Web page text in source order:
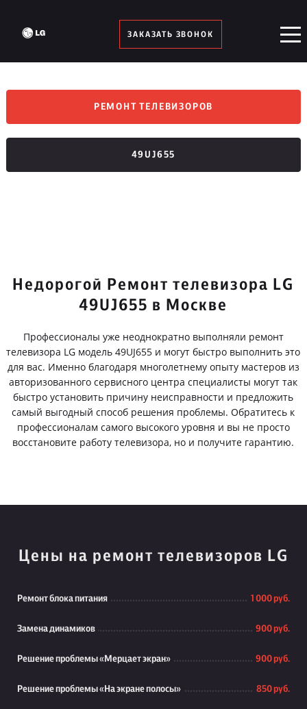
ЗАКАЗАТЬ ЗВОНОК
РЕМОНТ ТЕЛЕВИЗОРОВ
49UJ655
Недорогой Ремонт телевизора LG
49UJ655 в Москве
Профессионалы уже неоднократно выполняли ремонт
телевизора LG модель 49UJ655 и могут быстро выполнить это
для вас. Именно благодаря многолетнему опыту мастеров из
авторизованного сервисного центра специалисты могут так
быстро установить причину неисправности и предложить
самый выгодный способ решения проблемы. Обратитесь к
профессионалам самого высокого уровня и вы не просто
восстановите работу телевизора, но и получите гарантию.
Цены на ремонт телевизоров LG
Ремонт блока питания 1 000 руб.
Замена динамиков 900 руб.
Решение проблемы «Мерцает экран» 900 руб.
Решение проблемы «На экране полосы» 850 руб.